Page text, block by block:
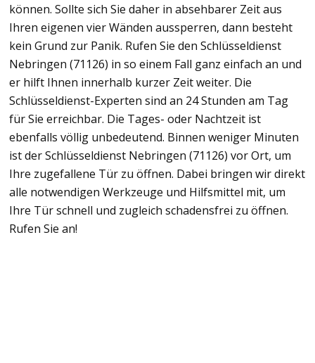
können. Sollte sich Sie daher in absehbarer Zeit aus
Ihren eigenen vier Wänden aussperren, dann besteht
kein Grund zur Panik. Rufen Sie den Schlüsseldienst
Nebringen (71126) in so einem Fall ganz einfach an und
er hilft Ihnen innerhalb kurzer Zeit weiter. Die
Schlüsseldienst-Experten sind an 24 Stunden am Tag
für Sie erreichbar. Die Tages- oder Nachtzeit ist
ebenfalls völlig unbedeutend. Binnen weniger Minuten
ist der Schlüsseldienst Nebringen (71126) vor Ort, um
Ihre zugefallene Tür zu öffnen. Dabei bringen wir direkt
alle notwendigen Werkzeuge und Hilfsmittel mit, um
Ihre Tür schnell und zugleich schadensfrei zu öffnen.
Rufen Sie an!